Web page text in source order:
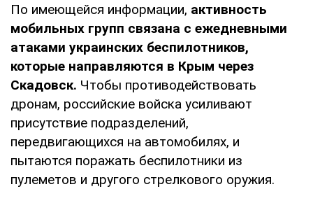
По имеющейся информации, активность
мобильных групп связана с ежедневными
атаками украинских беспилотников,
которые направляются в Крым через
Скадовск. Чтобы противодействовать
дронам, российские войска усиливают
присутствие подразделений,
передвигающихся на автомобилях, и
пытаются поражать беспилотники из
пулеметов и другого стрелкового оружия.